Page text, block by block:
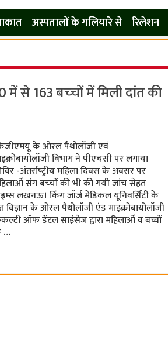
अस्पतालों के गलियारे से रिलेशन
से 163 बच्‍चों में मिली दांत की
के ओरल पैथोलॉजी एवं
विभाग ने पीएचसी पर लगाया
-अंतर्राष्‍ट्रीय महिला दिवस के अवसर पर
संग बच्‍चों की भी की गयी जांच सेहत
लखनऊ। किंग जॉर्ज मेडिकल यूनिवर्सिटी के
विज्ञान के ओरल पैथोलॉजी एंड माइक्रोबायोलॉजी
ऑफ डेंटल साइंसेज द्वारा महिलाओं व बच्चों
…